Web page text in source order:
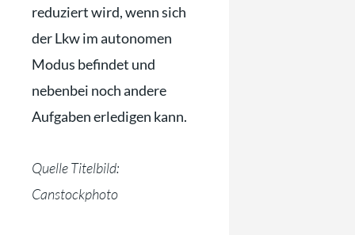
reduziert wird, wenn sich
der Lkw im autonomen
Modus befindet und
nebenbei noch andere
Aufgaben erledigen kann.
Quelle Titelbild:
Canstockphoto